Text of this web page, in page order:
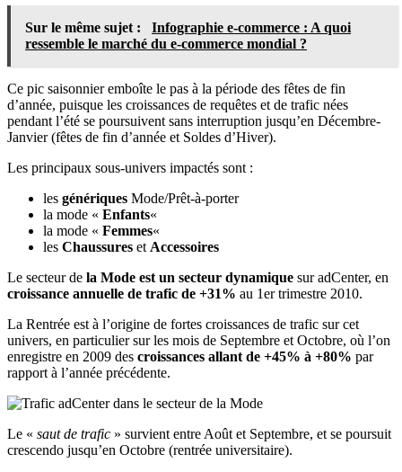
Sur le même sujet :
Infographie e-commerce : A quoi
ressemble le marché du e-commerce mondial ?
Ce pic saisonnier emboîte le pas à la période des fêtes de fin
d’année, puisque les croissances de requêtes et de trafic nées
pendant l’été se poursuivent sans interruption jusqu’en Décembre-
Janvier (fêtes de fin d’année et Soldes d’Hiver).
Les principaux sous-univers impactés sont :
les génériques Mode/Prêt-à-porter
la mode « Enfants«
la mode « Femmes«
les Chaussures et Accessoires
Le secteur de la Mode est un secteur dynamique sur adCenter, en
croissance annuelle de trafic de +31% au 1er trimestre 2010.
La Rentrée est à l’origine de fortes croissances de trafic sur cet
univers, en particulier sur les mois de Septembre et Octobre, où l’on
enregistre en 2009 des croissances allant de +45% à +80% par
rapport à l’année précédente.
Le « saut de trafic » survient entre Août et Septembre, et se poursuit
crescendo jusqu’en Octobre (rentrée universitaire).